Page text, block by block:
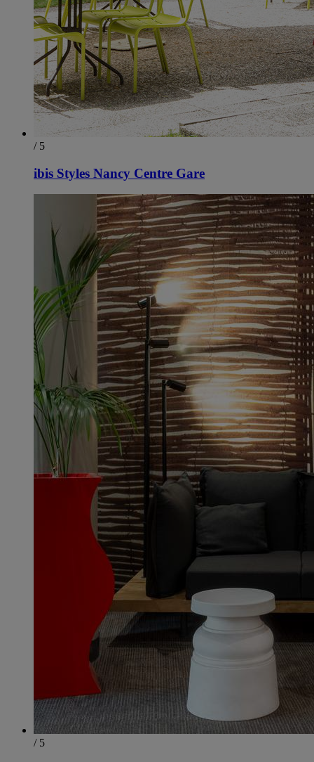
/ 5
ibis Styles Nancy Centre Gare
/ 5